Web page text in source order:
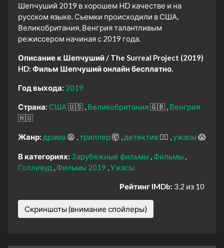
Шепчуший 2019 в хорошем HD качестве и на
русском языке. Сьемки происходили в США,
Великобритания, Венгрия талантливым
режиссером начиная с 2019 года.
Описание к Шепчуший / The Surreal Project (2019)
HD: Фильм Шепчуший онлайн бесплатно.
Год выхода: 2019
Страна: США🇺🇸 Великобритания🇬🇧 Венгрия
🇭🇺
Жанр: драма 😫 триллер🤯 детектив 🕵️‍♂️ ужасы 😱
В категориях: Зарубежные фильмы
Фильмы
Голливуд
Фильмы 2019 Ужасы
Рейтинг IMDb: 3.2 из 10
Скриншоты (внимание спойлеры)